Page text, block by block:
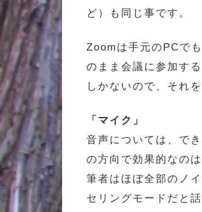
ど）も同じ事です。
Zoomは手元のPCで
のまま会議に参加す
しかないので、それ
「マイク」
音声については、で
の方向で効果的なの
筆者はほぼ全部のノ
セリングモードだと